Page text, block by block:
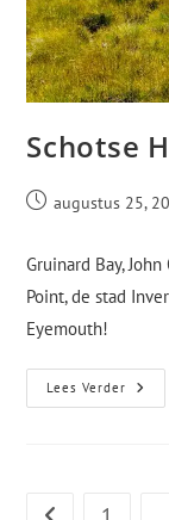
Schotse
augustus 25,
Gruinard Bay,
Point, de stad
Eyemouth!
Lees Verder